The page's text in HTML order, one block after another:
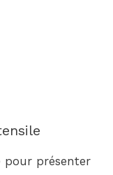
pour présenter